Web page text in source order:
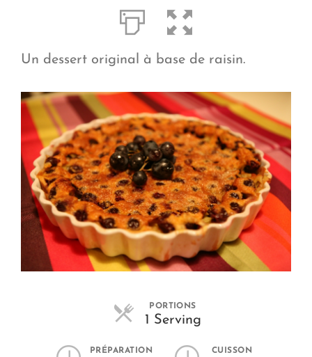
Un dessert original à base de raisin.
PORTIONS
1 ServingParts
PRÉPARATION CUISSON